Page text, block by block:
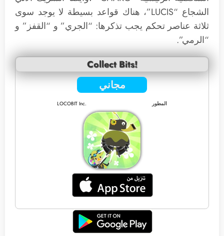
الشجاع “LUCIS”، هناك قواعد بسيطة لا يوجد سوى
ثلاثة عناصر تحكم يجب تذكرها: “الجري” و “القفز” و
“الرمي”.
Collect Bits!
مجاني
المطور LOCOBIT Inc.